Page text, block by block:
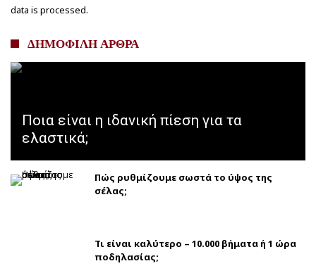
data is processed.
ΔΗΜΟΦΙΛΗ ΑΡΘΡΑ
Ποια είναι η ιδανική πίεση για τα
ελαστικά;
Πώς ρυθμίζουμε σωστά το ύψος της
σέλας;
Τι είναι καλύτερο – 10.000 βήματα ή 1 ώρα
ποδηλασίας;